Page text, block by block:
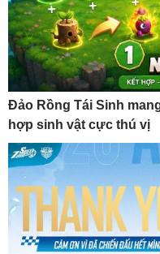
Đảo Rồng Tái Sinh
hợp sinh vật cực thú vị